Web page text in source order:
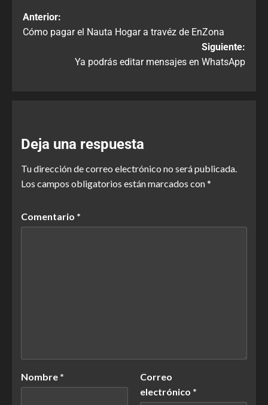
Anterior:
Cómo pagar el Nauta Hogar a travéz de EnZona
Siguiente:
Ya podrás editar mensajes en WhatsApp
Deja una respuesta
Tu dirección de correo electrónico no será publicada.
Los campos obligatorios están marcados con*
Comentario *
Nombre *
Correo
electrónico *